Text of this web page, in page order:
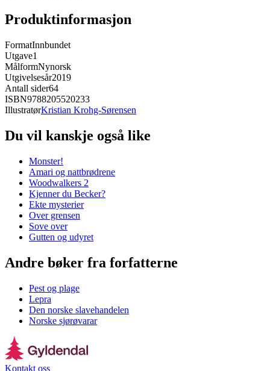
Produktinformasjon
FormatInnbundet
Utgave1
MålformNynorsk
Utgivelsesår2019
Antall sider64
ISBN9788205520233
IllustratørKristian Krohg-Sørensen
Du vil kanskje også like
Monster!
Amari og nattbrødrene
Woodwalkers 2
Kjenner du Becker?
Ekte mysterier
Over grensen
Sove over
Gutten og udyret
Andre bøker fra forfatterne
Pest og plage
Lepra
Den norske slavehandelen
Norske sjørøvarar
Kontakt oss